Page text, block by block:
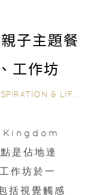
子主題餐
工作坊
& LIFESTYLE
Kingdom
是佔地達
作坊於一
括視覺觸感